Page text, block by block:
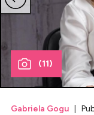
(11)
Gabriela Gogu |